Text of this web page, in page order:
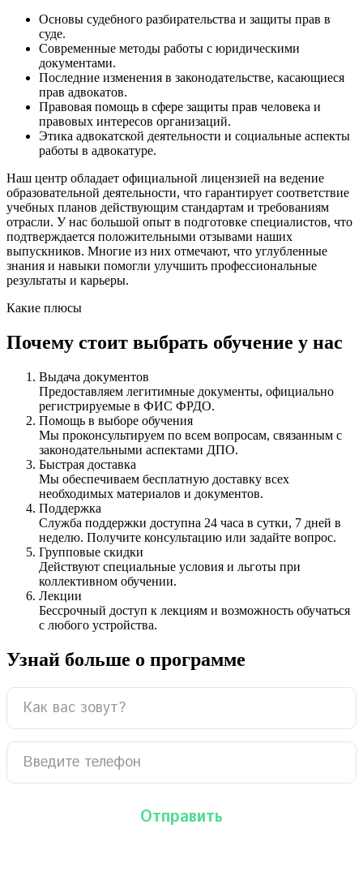
Основы судебного разбирательства и защиты прав в
суде.
Современные методы работы с юридическими
документами.
Последние изменения в законодательстве, касающиеся
прав адвокатов.
Правовая помощь в сфере защиты прав человека и
правовых интересов организаций.
Этика адвокатской деятельности и социальные аспекты
работы в адвокатуре.
Наш центр обладает официальной лицензией на ведение
образовательной деятельности, что гарантирует соответствие
учебных планов действующим стандартам и требованиям
отрасли. У нас большой опыт в подготовке специалистов, что
подтверждается положительными отзывами наших
выпускников. Многие из них отмечают, что углубленные
знания и навыки помогли улучшить профессиональные
результаты и карьеры.
Какие плюсы
Почему стоит выбрать обучение у нас
Выдача документов
Предоставляем легитимные документы, официально
регистрируемые в ФИС ФРДО.
Помощь в выборе обучения
Мы проконсультируем по всем вопросам, связанным с
законодательными аспектами ДПО.
Быстрая доставка
Мы обеспечиваем бесплатную доставку всех
необходимых материалов и документов.
Поддержка
Служба поддержки доступна 24 часа в сутки, 7 дней в
неделю. Получите консультацию или задайте вопрос.
Групповые скидки
Действуют специальные условия и льготы при
коллективном обучении.
Лекции
Бессрочный доступ к лекциям и возможность обучаться
с любого устройства.
Узнай больше о программе